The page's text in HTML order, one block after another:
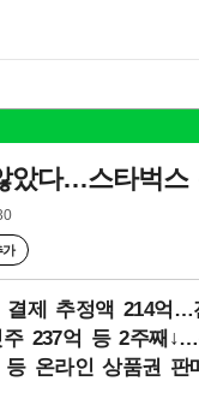
았다…스타벅스
결제 추정액 214억…
주 237억 등 2주째
등 온라인 상품권 판